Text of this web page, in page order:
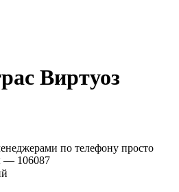
Виртуоз
по телефону просто
— 106087